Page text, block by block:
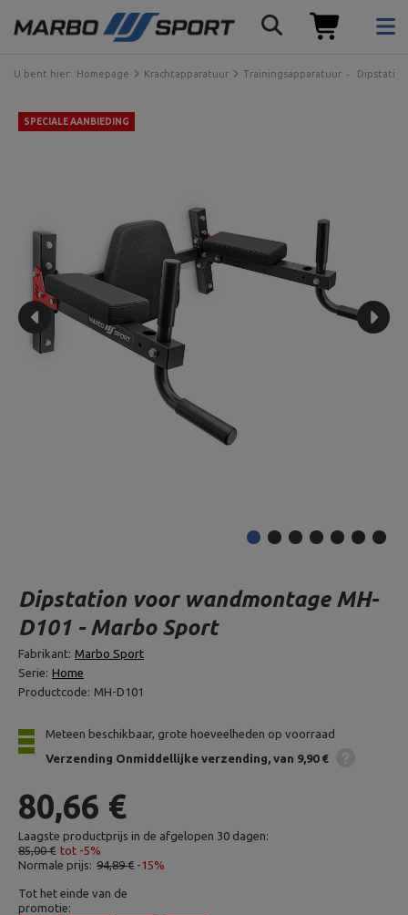
U bent hier: Homepage Krachtapparatuur Trainingsapparatuur
SPECIALE AANBIEDING
Dipstation voor wandmontage MH-
D101 - Marbo Sport
Fabrikant: Marbo Sport
Serie: Home
Productcode: MH-D101
Meteen beschikbaar, grote hoeveelheden op voorraad
Verzending Onmiddellijke verzending van 9,90 €
80,66 €
Laagste productprijs in de afgelopen 30 dagen:
85,00 € tot -5%
Normale prijs: 94,89 € -15%
Tot het einde van de
promotie: